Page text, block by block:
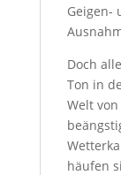
Geigen-
Doch
Ton in
Welt
häufen